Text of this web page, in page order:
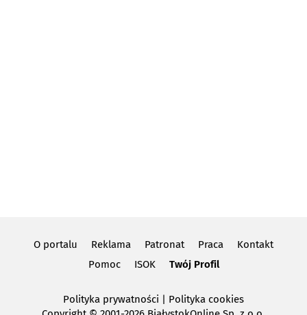
O portalu Reklama Patronat Praca
Kontakt
Pomoc
ISOK Twój Profil
Polityka prywatności | Polityka cookies